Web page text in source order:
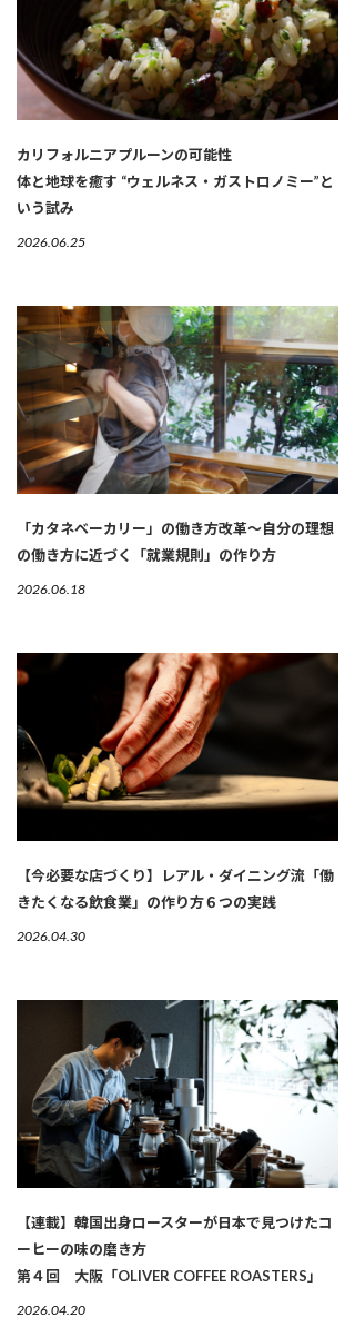
カリフォルニアプルーンの可能性
体と地球を癒す “ウェルネス・ガストロノミー”と
いう試み
2026.06.25
「カタネベーカリー」の働き方改革～自分の理想
の働き方に近づく「就業規則」の作り方
2026.06.18
【今必要な店づくり】レアル・ダイニング流「働
きたくなる飲食業」の作り方６つの実践
2026.04.30
【連載】韓国出身ロースターが日本で見つけたコ
ーヒーの味の磨き方
第４回 大阪「OLIVER COFFEE ROASTERS」
2026.04.20